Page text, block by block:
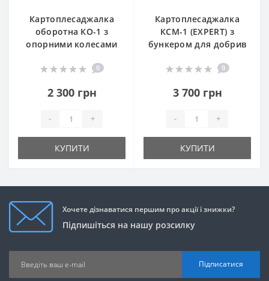
Картоплесаджалка
оборотна КО-1 з
опорними колесами
0
2 300 грн
- +
КУПИТИ
Картоплесаджалка
КСМ-1 (EXPERT) з
бункером для добрив
0
3 700 грн
- +
КУПИТИ
Хочете дізнаватися першим про акції і знижки?
Підпишіться на нашу розсилку
Підписатися